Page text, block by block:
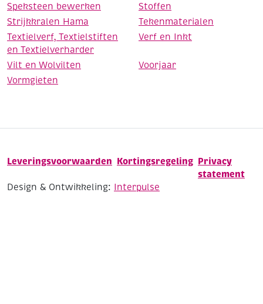
Speksteen bewerken
Stoffen
Strijkkralen Hama
Tekenmaterialen
Textielverf, Textielstiften
en Textielverharder
Verf en Inkt
Vilt en Wolvilten
Voorjaar
Vormgieten
Leveringsvoorwaarden Kortingsregeling Privacy
statement
Design & Ontwikkeling: Interpulse